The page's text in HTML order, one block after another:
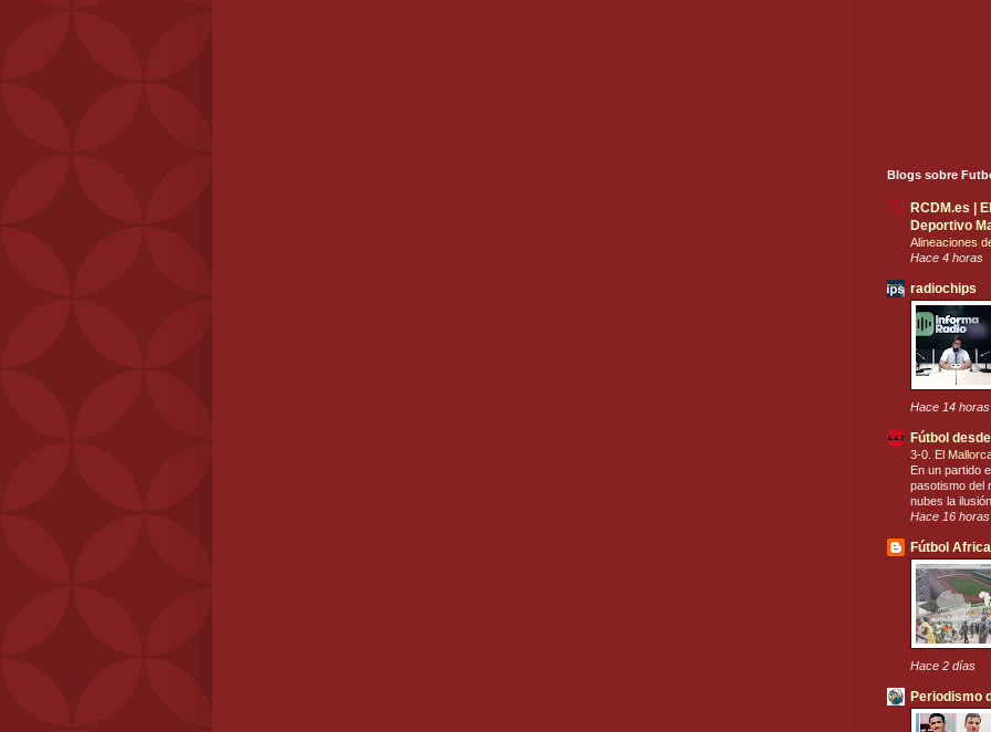
Blogs sobre
RCDM.es |
Deportivo
Alineaciones
Hace 4 horas
radiochips
Hace 14 horas
Fútbol
3-0. El
En un partido
pasotismo del
nubes la
Hace 16 horas
Fútbol
Hace 2 días
Periodismo